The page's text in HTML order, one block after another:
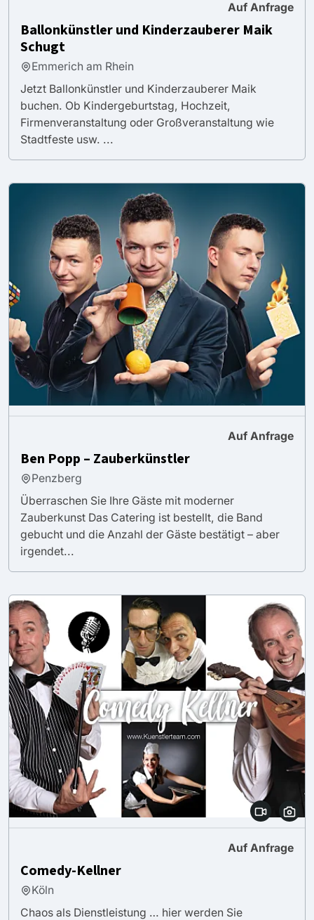
Auf Anfrage
Ballonkünstler und Kinderzauberer Maik
Schugt
Emmerich am Rhein
Jetzt Ballonkünstler und Kinderzauberer Maik
buchen. Ob Kindergeburtstag, Hochzeit,
Firmenveranstaltung oder Großveranstaltung wie
Stadtfeste usw. ...
Auf Anfrage
Ben Popp – Zauberkünstler
Penzberg
Überraschen Sie Ihre Gäste mit moderner
Zauberkunst Das Catering ist bestellt, die Band
gebucht und die Anzahl der Gäste bestätigt – aber
irgendet...
Auf Anfrage
Comedy-Kellner
Köln
Chaos als Dienstleistung … hier werden Sie